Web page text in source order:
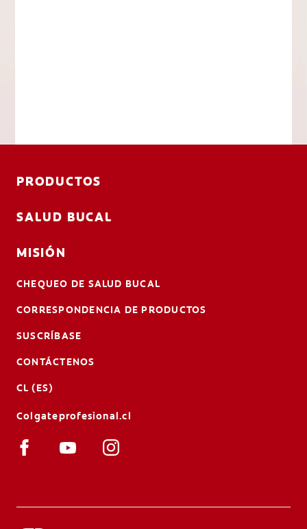
PRODUCTOS
SALUD BUCAL
MISIÓN
CHEQUEO DE SALUD BUCAL
CORRESPONDENCIA DE PRODUCTOS
SUSCRÍBASE
CONTÁCTENOS
CL (ES)
Colgateprofesional.cl